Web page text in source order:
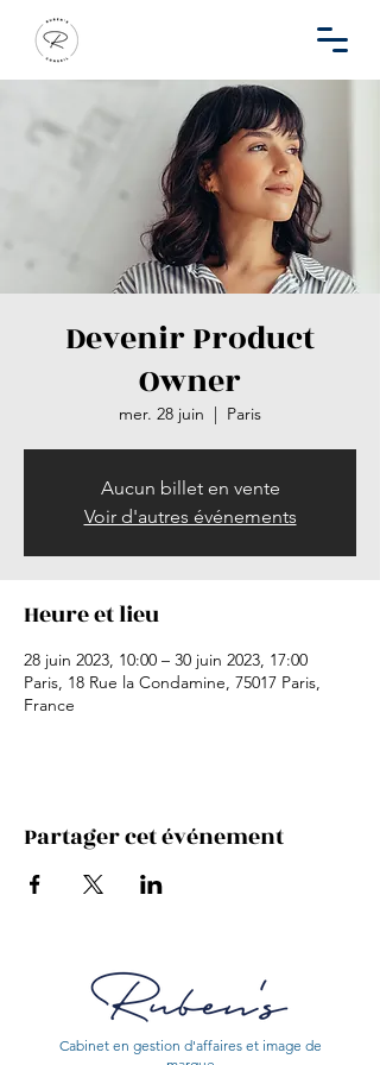
Devenir Product
Owner
mer. 28 juin
  |
Paris
Aucun billet en vente
Voir d'autres événements
Heure et lieu
28 juin 2023, 10:00 – 30 juin 2023, 17:00
Paris, 18 Rue la Condamine, 75017 Paris,
France
Partager cet événement
Cabinet en gestion d'affaires et image de